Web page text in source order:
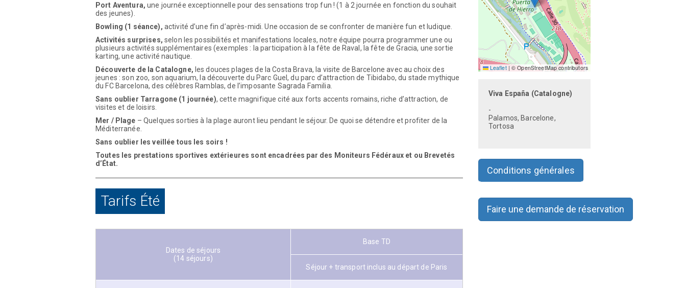
Port Aventura, une journée exceptionnelle pour des sensations trop fun ! (1 à 2 journée en fonction du souhait
des jeunes).
Bowling (1 séance), activité d’une fin d’après-midi. Une occasion de se confronter de manière fun et ludique.
Activités surprises, selon les possibilités et manifestations locales, notre équipe pourra programmer une ou
plusieurs activités supplémentaires (exemples : la participation à la fête de Raval, la fête de Gracia, une sortie
karting, une activité nautique.
Découverte de la Catalogne, les douces plages de la Costa Brava, la visite de Barcelone avec au choix des
jeunes : son zoo, son aquarium, la découverte du Parc Guel, du parc d’attraction de Tibidabo, du stade mythique
du FC Barcelona, des célèbres Ramblas, de l’imposante Sagrada Familia.
Sans oublier Tarragone (1 journée), cette magnifique cité aux forts accents romains, riche d’attraction, de
visites et de loisirs.
Mer / Plage – Quelques sorties à la plage auront lieu pendant le séjour. De quoi se détendre et profiter de la
Méditerranée.
Sans oublier les veillée tous les soirs !
Toutes les prestations sportives extérieures sont encadrées par des Moniteurs Fédéraux et ou Brevetés
d’État.
Tarifs Été
Dates de séjours
(14 séjours)
Base TD
Séjour + transport inclus au départ de Paris
Leaflet | © OpenStreetMap contributors
Viva España (Catalogne)
-
Palamos, Barcelone,
Tortosa
Conditions générales
Faire une demande de réservation